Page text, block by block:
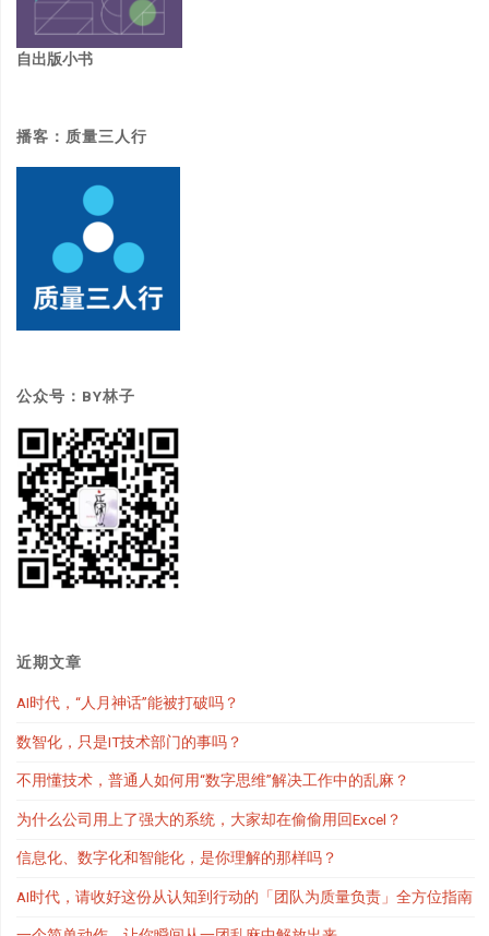
自出版小书
播客：质量三人行
公众号：BY林子
近期文章
AI时代，“人月神话”能被打破吗？
数智化，只是IT技术部门的事吗？
不用懂技术，普通人如何用“数字思维”解决工作中的乱麻？
为什么公司用上了强大的系统，大家却在偷偷用回Excel？
信息化、数字化和智能化，是你理解的那样吗？
AI时代，请收好这份从认知到行动的「团队为质量负责」全方位指南